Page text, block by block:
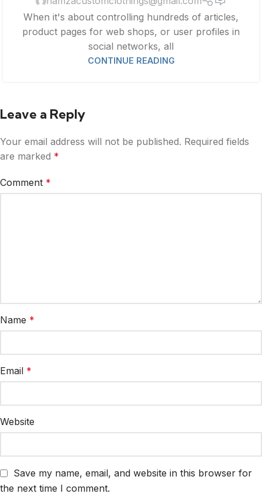
When it's about controlling hundreds of articles,
product pages for web shops, or user profiles in
social networks, all
CONTINUE READING
Leave a Reply
Your email address will not be published. Required fields
are marked *
Comment *
Name *
Email *
Website
Save my name, email, and website in this browser for
the next time I comment.